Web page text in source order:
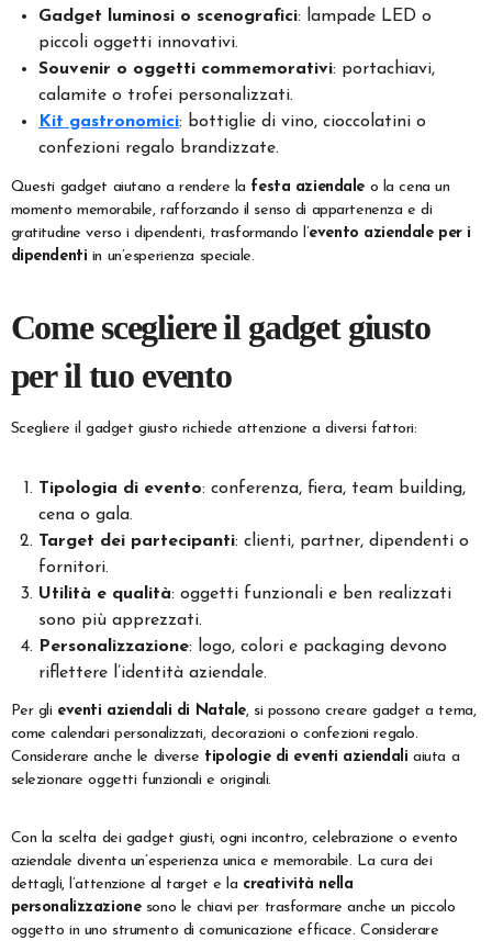
Gadget luminosi o scenografici: lampade LED o
piccoli oggetti innovativi.
Souvenir o oggetti commemorativi: portachiavi,
calamite o trofei personalizzati.
Kit gastronomici: bottiglie di vino, cioccolatini o
confezioni regalo brandizzate.
Questi gadget aiutano a rendere la festa aziendale o la cena un
momento memorabile, rafforzando il senso di appartenenza e di
gratitudine verso i dipendenti, trasformando l’evento aziendale per i
dipendenti in un’esperienza speciale.
Come scegliere il gadget giusto
per il tuo evento
Scegliere il gadget giusto richiede attenzione a diversi fattori:
Tipologia di evento: conferenza, fiera, team building,
cena o gala.
Target dei partecipanti: clienti, partner, dipendenti o
fornitori.
Utilità e qualità: oggetti funzionali e ben realizzati
sono più apprezzati.
Personalizzazione: logo, colori e packaging devono
riflettere l’identità aziendale.
Per gli eventi aziendali di Natale, si possono creare gadget a tema,
come calendari personalizzati, decorazioni o confezioni regalo.
Considerare anche le diverse tipologie di eventi aziendali aiuta a
selezionare oggetti funzionali e originali.
Con la scelta dei gadget giusti, ogni incontro, celebrazione o evento
aziendale diventa un’esperienza unica e memorabile. La cura dei
dettagli, l’attenzione al target e la creatività nella
personalizzazionesono le chiavi per trasformare anche un piccolo
oggetto in uno strumento di comunicazione efficace. Considerare